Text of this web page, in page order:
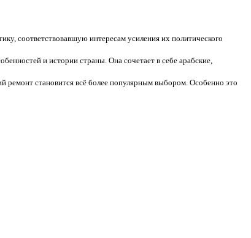
соответствовавшую интересам усиления их политического
и истории страны. Она сочетает в себе арабские,
ремонт становится всё более популярным выбором. Особенно это